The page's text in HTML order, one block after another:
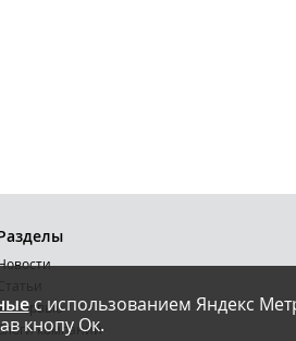
с использованием Яндекс
кнопу Ок.
компаний